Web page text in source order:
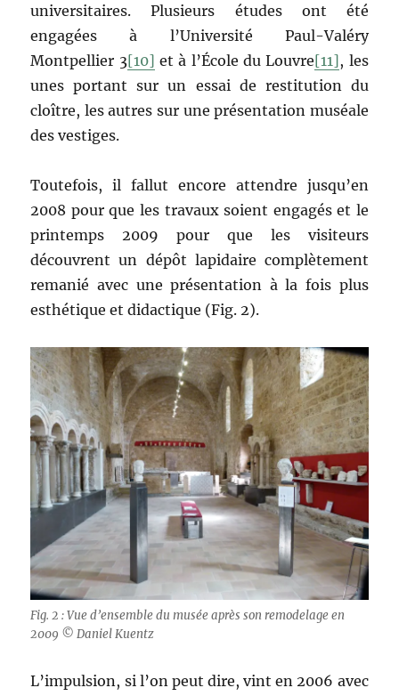
universitaires. Plusieurs études ont été
engagées à l’Université Paul-Valéry
Montpellier 3[10] et à l’École du Louvre[11], les
unes portant sur un essai de restitution du
cloître, les autres sur une présentation muséale
des vestiges.
Toutefois, il fallut encore attendre jusqu’en
2008 pour que les travaux soient engagés et le
printemps 2009 pour que les visiteurs
découvrent un dépôt lapidaire complètement
remanié avec une présentation à la fois plus
esthétique et didactique (Fig. 2).
Fig. 2 : Vue d’ensemble du musée après son remodelage en
2009 © Daniel Kuentz
L’impulsion, si l’on peut dire, vint en 2006 avec